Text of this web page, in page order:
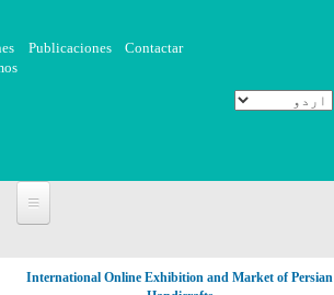
Contactar
Publicaciones
International Online Exhibition and Market of Persian